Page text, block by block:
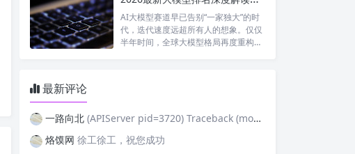
AI大模型赛道早已告别“一家独大”的时
代，迭代速度远超所有人的想象。仅仅
半年时间，全球大模型格局再度重构：
最新评论
一路向北 (APIServer pid=3720) Traceback (most recent
烙馍网 徐工徐工，祝您成功